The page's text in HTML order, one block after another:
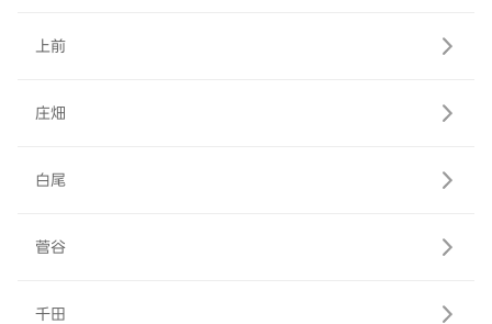
上前
庄畑
白尾
菅谷
千田